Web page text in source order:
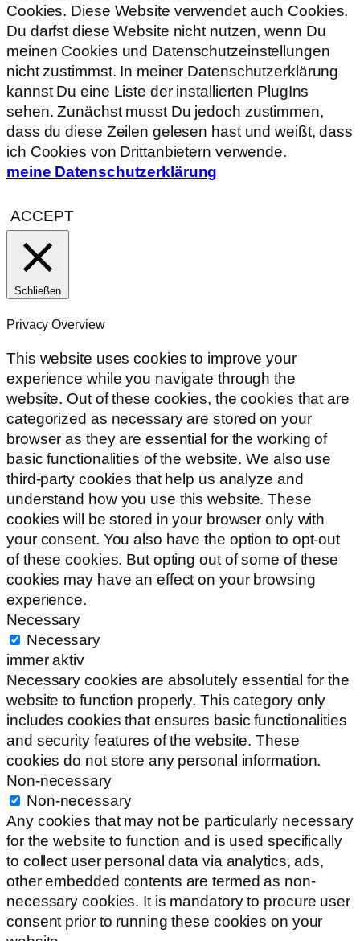
Cookies. Diese Website verwendet auch Cookies.
Du darfst diese Website nicht nutzen, wenn Du
meinen Cookies und Datenschutzeinstellungen
nicht zustimmst. In meiner Datenschutzerklärung
kannst Du eine Liste der installierten PlugIns
sehen. Zunächst musst Du jedoch zustimmen,
dass du diese Zeilen gelesen hast und weißt, dass
ich Cookies von Drittanbietern verwende.
meine Datenschutzerklärung
ACCEPT
Schließen
Privacy Overview
This website uses cookies to improve your
experience while you navigate through the
website. Out of these cookies, the cookies that are
categorized as necessary are stored on your
browser as they are essential for the working of
basic functionalities of the website. We also use
third-party cookies that help us analyze and
understand how you use this website. These
cookies will be stored in your browser only with
your consent. You also have the option to opt-out
of these cookies. But opting out of some of these
cookies may have an effect on your browsing
experience.
Necessary
Necessary
immer aktiv
Necessary cookies are absolutely essential for the
website to function properly. This category only
includes cookies that ensures basic functionalities
and security features of the website. These
cookies do not store any personal information.
Non-necessary
Non-necessary
Any cookies that may not be particularly necessary
for the website to function and is used specifically
to collect user personal data via analytics, ads,
other embedded contents are termed as non-
necessary cookies. It is mandatory to procure user
consent prior to running these cookies on your